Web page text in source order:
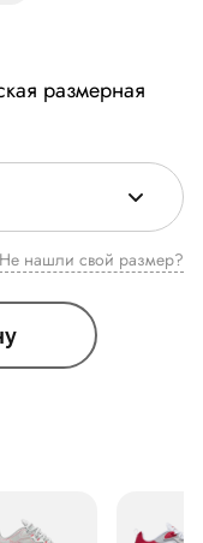
размерная
Не нашли свой размер?